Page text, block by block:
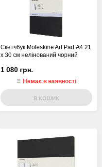
Скетчбук Moleskine Art Pad А4 21
х 30 см нелінований чорний
1 080 грн.
Немає в наявності
В КОШИК